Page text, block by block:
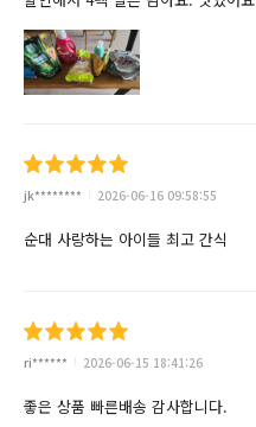
jk******** 2026-06-16 09:58:55
순대 사랑하는 아이들 최고 간식
ri****** 2026-06-15 18:41:26
좋은 상품 빠른배송 감사합니다.